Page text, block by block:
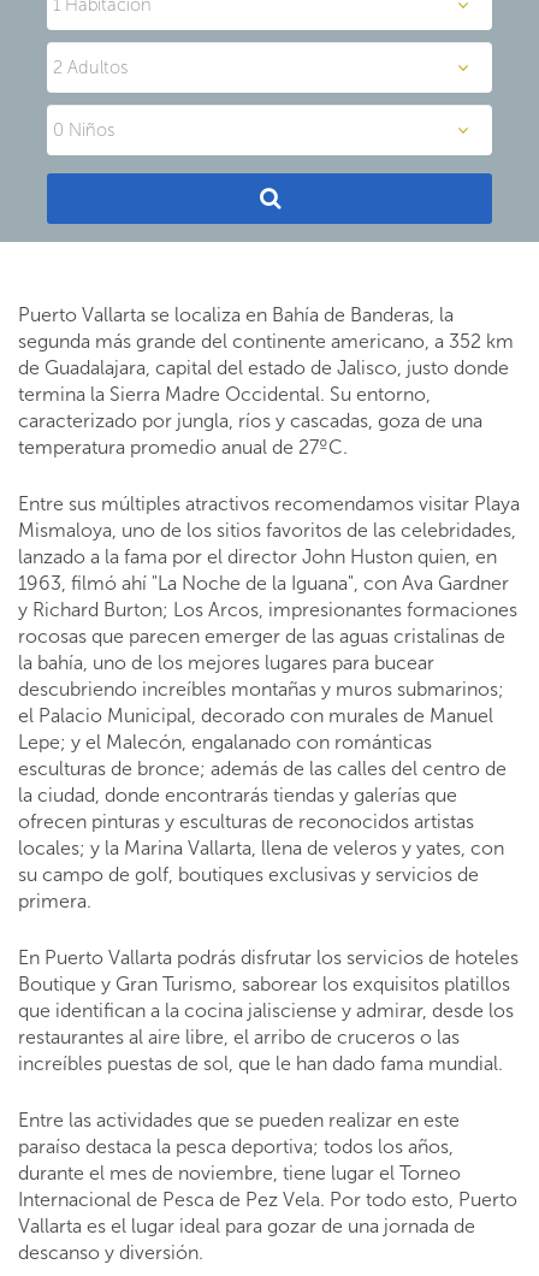
Puerto Vallarta se localiza en Bahía de Banderas, la
segunda más grande del continente americano, a 352 km
de Guadalajara, capital del estado de Jalisco, justo donde
termina la Sierra Madre Occidental. Su entorno,
caracterizado por jungla, ríos y cascadas, goza de una
temperatura promedio anual de 27ºC.
Entre sus múltiples atractivos recomendamos visitar Playa
Mismaloya, uno de los sitios favoritos de las celebridades,
lanzado a la fama por el director John Huston quien, en
1963, filmó ahí "La Noche de la Iguana", con Ava Gardner
y Richard Burton; Los Arcos, impresionantes formaciones
rocosas que parecen emerger de las aguas cristalinas de
la bahía, uno de los mejores lugares para bucear
descubriendo increíbles montañas y muros submarinos;
el Palacio Municipal, decorado con murales de Manuel
Lepe; y el Malecón, engalanado con románticas
esculturas de bronce; además de las calles del centro de
la ciudad, donde encontrarás tiendas y galerías que
ofrecen pinturas y esculturas de reconocidos artistas
locales; y la Marina Vallarta, llena de veleros y yates, con
su campo de golf, boutiques exclusivas y servicios de
primera.
En Puerto Vallarta podrás disfrutar los servicios de hoteles
Boutique y Gran Turismo, saborear los exquisitos platillos
que identifican a la cocina jalisciense y admirar, desde los
restaurantes al aire libre, el arribo de cruceros o las
increíbles puestas de sol, que le han dado fama mundial.
Entre las actividades que se pueden realizar en este
paraíso destaca la pesca deportiva; todos los años,
durante el mes de noviembre, tiene lugar el Torneo
Internacional de Pesca de Pez Vela. Por todo esto, Puerto
Vallarta es el lugar ideal para gozar de una jornada de
descanso y diversión.